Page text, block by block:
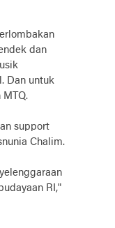
dan
Dan untuk
support
Chalim.
RI,"